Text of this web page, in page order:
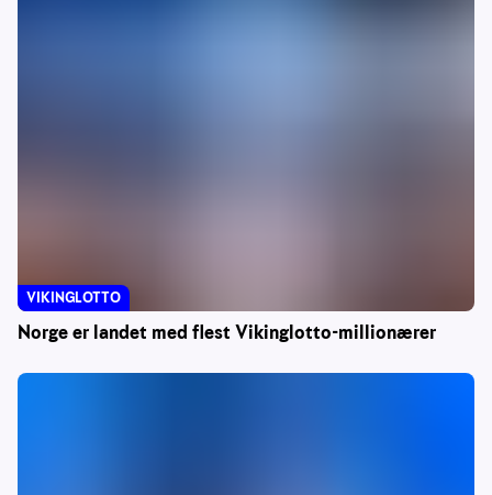
Norge er landet med flest Vikinglotto-millionærer
VIKINGLOTTO